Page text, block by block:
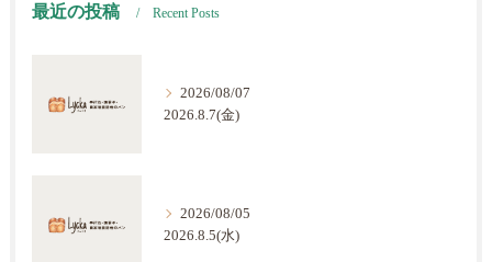
最近の投稿 Recent Posts
2026/08/07
2026.8.7(金)
2026/08/05
2026.8.5(水)